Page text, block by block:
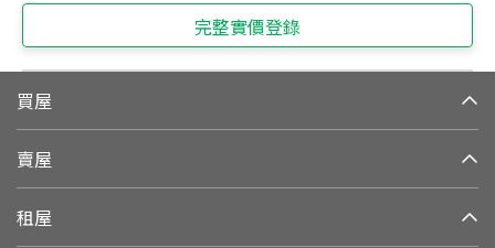
完整實價登錄
買屋
賣屋
租屋